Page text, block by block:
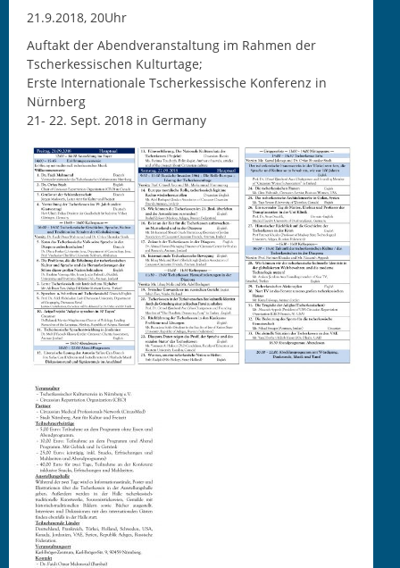
21.9.2018, 20Uhr
Auftakt der Abendveranstaltung im Rahmen der
Tscherkessischen Kulturtage;
Erste Internationale Tscherkessische Konferenz in
Nürnberg
21- 22. Sept. 2018 in Germany